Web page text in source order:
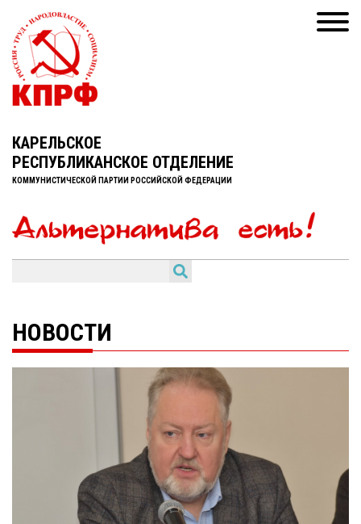
КАРЕЛЬСКОЕ
РЕСПУБЛИКАНСКОЕ ОТДЕЛЕНИЕ
КОММУНИСТИЧЕСКОЙ ПАРТИИ РОССИЙСКОЙ ФЕДЕРАЦИИ
НОВОСТИ